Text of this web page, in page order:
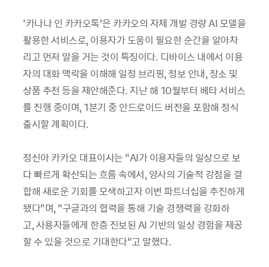
‘카나나 인 카카오톡’은 카카오의 자체 개발 경량 AI 모델을
활용한 서비스로, 이용자가 도움이 필요한 순간을 알아차
리고 먼저 말을 거는 것이 특징이다. 디바이스 내에서 이용
자의 대화 맥락을 이해해 일정 브리핑, 정보 안내, 장소 및
상품 추천 등을 제안해준다. 지난 해 10월부터 베타 서비스
를 진행 중이며, 1분기 중 안드로이드 버전을 포함해 정식
출시할 계획이다.
정신아 카카오 대표이사는 “AI가 이용자들의 일상으로 보
다 빠르게 확산되는 흐름 속에서, 양사의 기술적 강점을 결
합해 새로운 기회를 모색하고자 이번 파트너십을 추진하게
됐다”며, “구글과의 협력을 통해 기술 경쟁력을 강화하
고, 사용자들에게 한층 진보된 AI 기반의 일상 경험을 제공
할 수 있을 것으로 기대한다”고 말했다.